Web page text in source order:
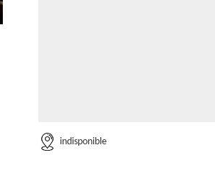
indisponible